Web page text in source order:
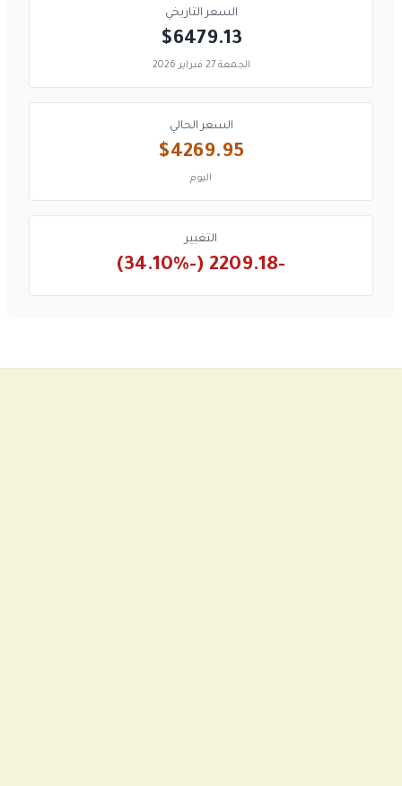
السعر التاريخي
$6479.13
الجمعة 27 فبراير 2026
السعر الحالي
$4269.95
اليوم
التغيير
-2209.18 (-34.10%)